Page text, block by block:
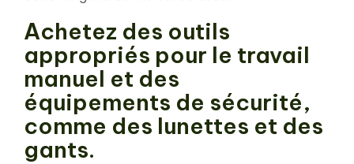
Achetez des outils
appropriés pour le travail
manuel et des
équipements de sécurité,
comme des lunettes et des
gants.